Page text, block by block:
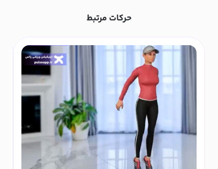
حرکات مرتبط